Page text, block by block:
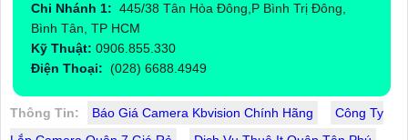
Chi Nhánh 1: 445/38 Tân Hòa Đông,P Bình Trị Đông,
Bình Tân, TP HCM
Kỹ Thuật: 0906.855.330
Điện Thoại: (028) 6688.4949
Thông Tin: Báo Giá Camera Kbvision Chính Hãng
Công Ty